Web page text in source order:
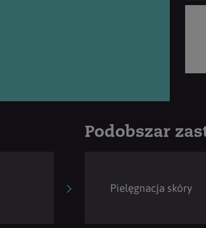
Podobszar
Pielęgnacja skóry